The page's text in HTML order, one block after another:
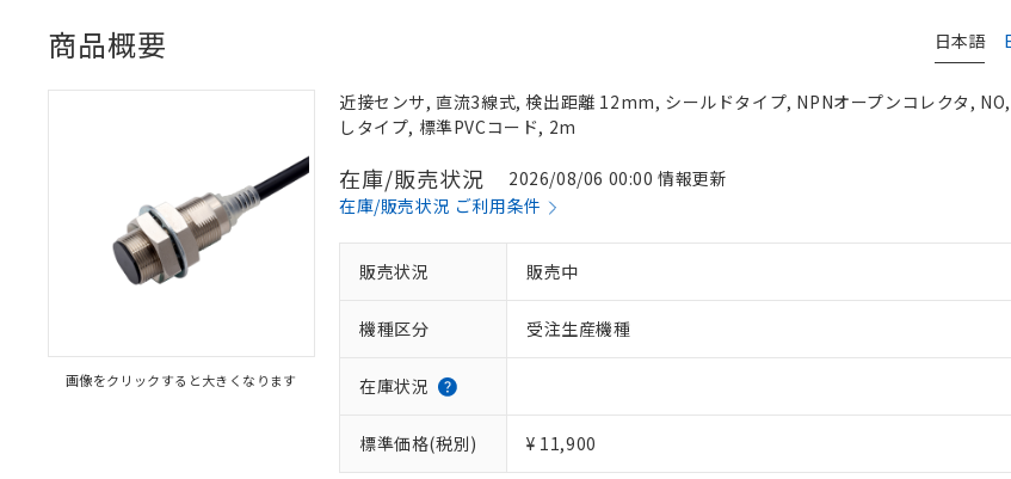
日本語
商品概要
画像をクリックすると大きくなります
近接センサ, 直流3線式, 検出距離 12mm, シールドタイプ, NPNオープンコレクタ,
しタイプ, 標準PVCコード, 2m
在庫/販売状況
2026/08/06 00:00 情報更新
在庫/販売状況 ご利用条件
販売状況 販売中
機種区分 受注生産機種
在庫状況
標準価格(税別) ¥ 11,900